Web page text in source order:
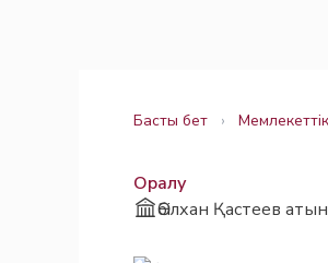
Басты бет ›
Оралу
Әбілхан Қастеев